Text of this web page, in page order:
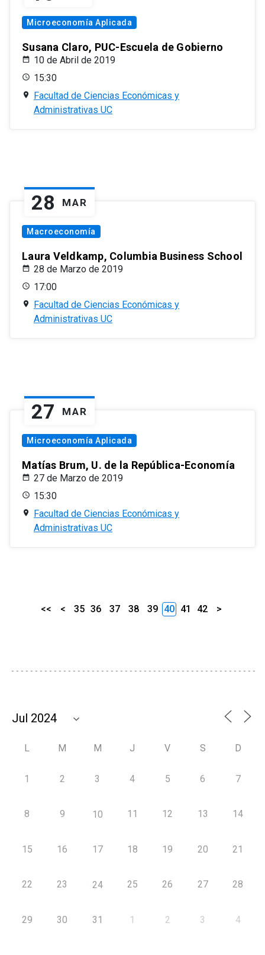
Microeconomía Aplicada
Susana Claro, PUC-Escuela de Gobierno
10 de Abril de 2019
15:30
Facultad de Ciencias Económicas y
Administrativas UC
28 MAR
Macroeconomía
Laura Veldkamp, Columbia Business School
28 de Marzo de 2019
17:00
Facultad de Ciencias Económicas y
Administrativas UC
27 MAR
Microeconomía Aplicada
Matías Brum, U. de la República-Economía
27 de Marzo de 2019
15:30
Facultad de Ciencias Económicas y
Administrativas UC
<< < 35 36 37 38 39 40 41 42 >
L M M J V S D
1 2 3 4 5 6 7
8 9 10 11 12 13 14
15 16 17 18 19 20 21
22 23 24 25 26 27 28
29 30 31 1 2 3 4